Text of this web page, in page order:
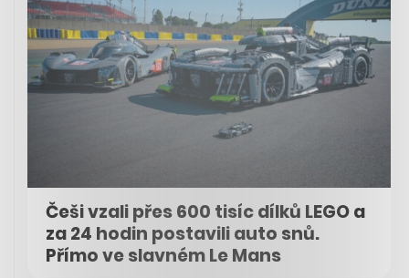
Češi vzali přes 600 tisíc dílků LEGO a
za 24 hodin postavili auto snů.
Přímo ve slavném Le Mans